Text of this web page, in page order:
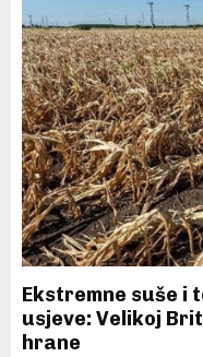
Ekstremne suše i
usjeve: Velikoj
hrane